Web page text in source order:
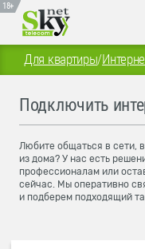
18+
Для квартиры/
Подключить
Любите общаться в сети,
из дома? У нас есть
профессионалам или
сейчас. Мы оперативно
и подберем подходящий